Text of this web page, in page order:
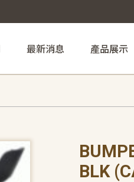
最新消息 產品展示
BLK